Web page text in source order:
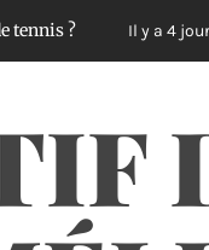
Il y a 4 jours Le